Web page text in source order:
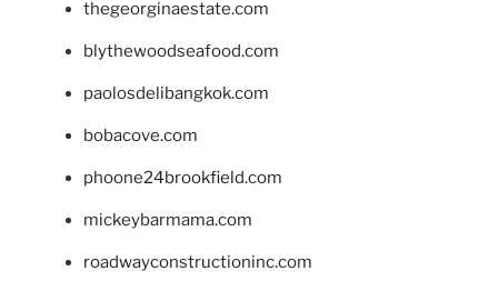
thegeorginaestate.com
blythewoodseafood.com
paolosdelibangkok.com
bobacove.com
phoone24brookfield.com
mickeybarmama.com
roadwayconstructioninc.com